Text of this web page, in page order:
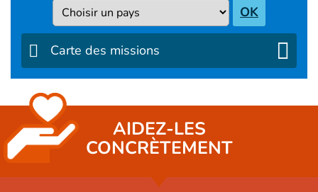
Pays OK
Carte des missions
AIDEZ-LES
CONCRÈTEMENT